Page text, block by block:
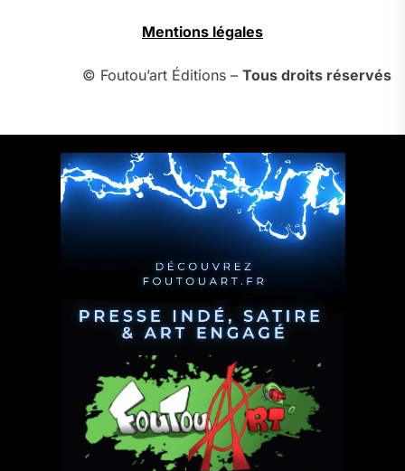
Mentions légales
© Foutou’art Éditions – Tous droits réservés